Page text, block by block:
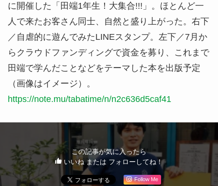
に開催した「田端1年生！大集合!!!」。ほとんど一
人で来たお客さん同士、自然と盛り上がった。右下
／自虐的に遊んでみたLINEスタンプ。左下／7月か
らクラウドファンディングで資金を募り、これまで
田端で学んだことなどをテーマした本を出版予定
（画像はイメージ）。
https://note.mu/tabatime/n/n2c636d5caf41
この記事が気に入ったら
いいね または フォローしてね！
Follow Me